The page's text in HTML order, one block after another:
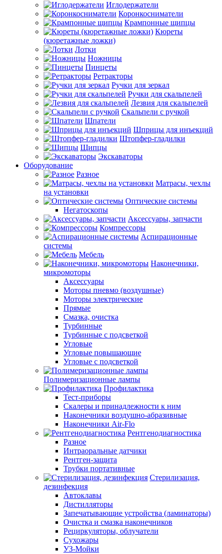
Иглодержатели
Коронкосниматели
Крампонные щипцы
Кюреты
(кюретажные ложки)
Лотки
Ножницы
Пинцеты
Ретракторы
Ручки для зеркал
Ручки для скальпелей
Лезвия для скальпелей
Скальпели с ручкой
Шпатели
Шприцы для инъекций
Штопфер-гладилки
Щипцы
Экскаваторы
Оборудование
Разное
Матрасы, чехлы
на установки
Оптические системы
Негатоскопы
Аксессуары, запчасти
Компрессоры
Аспирационные
системы
Мебель
Наконечники,
микромоторы
Аксессуары
Моторы пневмо (воздушные)
Моторы электрические
Прямые
Смазка, очистка
Турбинные
Турбинные с подсветкой
Угловые
Угловые повышающие
Угловые с подсветкой
Полимеризационные лампы
Профилактика
Тест-приборы
Скалеры и принадлежности к ним
Наконечники воздушно-абразивные
Наконечники Air-Flo
Рентгенодиагностика
Разное
Интраоральные датчики
Рентген-защита
Трубки портативные
Стерилизация,
дезинфекция
Автоклавы
Дистилляторы
Запечатывающие устройства (ламинаторы)
Очистка и смазка наконечников
Рециркуляторы, облучатели
Сухожары
УЗ-Мойки